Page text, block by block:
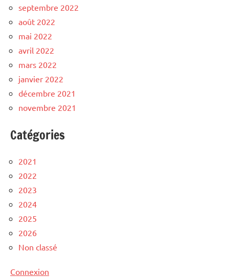
septembre 2022
août 2022
mai 2022
avril 2022
mars 2022
janvier 2022
décembre 2021
novembre 2021
Catégories
2021
2022
2023
2024
2025
2026
Non classé
Connexion